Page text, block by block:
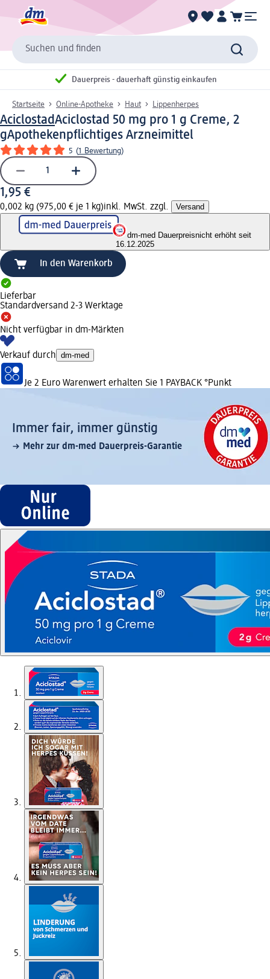
Suchen und finden
Dauerpreis - dauerhaft günstig einkaufen
Startseite Online-Apotheke Haut Lippenherpes
AciclostadAciclostad 50 mg pro 1 g Creme, 2
gApothekenpflichtiges Arzneimittel
5 (1 Bewertung)
1,95 €
0,002 kg (975,00 € je 1 kg)inkl. MwSt. zzgl. Versand
dm-med Dauerpreisnicht erhöht seit
16.12.2025
In den Warenkorb
Lieferbar
Standardversand 2-3 Werktage
Nicht verfügbar in dm-Märkten
Verkauf durch dm-med
Je 2 Euro Warenwert erhalten Sie 1 PAYBACK °Punkt
Immer fair,­ immer günstig
Mehr zur dm-med Dauerpreis-Garantie